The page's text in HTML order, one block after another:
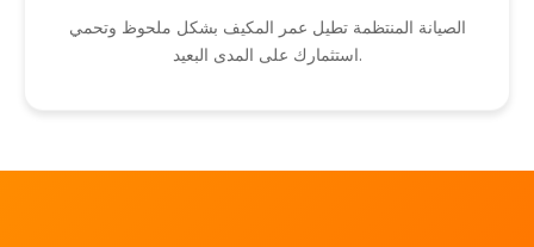
الصيانة المنتظمة تطيل عمر المكيف بشكل ملحوظ وتحمي
استثمارك على المدى البعيد.